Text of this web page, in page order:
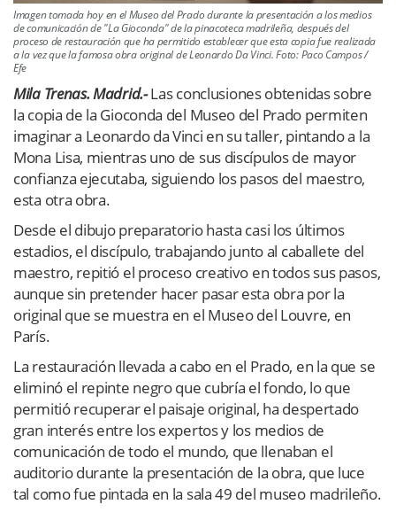
Imagen tomada hoy en el Museo del Prado durante la presentación a los medios
de comunicación de "La Gioconda" de la pinacoteca madrileña, después del
proceso de restauración que ha permitido establecer que esta copia fue realizada
a la vez que la famosa obra original de Leonardo Da Vinci. Foto: Paco Campos /
Efe
Mila Trenas. Madrid.-Las conclusiones obtenidas sobre
la copia de la Gioconda del Museo del Prado permiten
imaginar a Leonardo da Vinci en su taller, pintando a la
Mona Lisa, mientras uno de sus discípulos de mayor
confianza ejecutaba, siguiendo los pasos del maestro,
esta otra obra.
Desde el dibujo preparatorio hasta casi los últimos
estadios, el discípulo, trabajando junto al caballete del
maestro, repitió el proceso creativo en todos sus pasos,
aunque sin pretender hacer pasar esta obra por la
original que se muestra en el Museo del Louvre, en
París.
La restauración llevada a cabo en el Prado, en la que se
eliminó el repinte negro que cubría el fondo, lo que
permitió recuperar el paisaje original, ha despertado
gran interés entre los expertos y los medios de
comunicación de todo el mundo, que llenaban el
auditorio durante la presentación de la obra, que luce
tal como fue pintada en la sala 49 del museo madrileño.